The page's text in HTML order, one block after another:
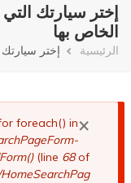
إختر سيارتك
الخاص بها
مسار
الرئيسية إختر سيارتك
×
رسالة
الخطأ
foreach() in
(line 68of